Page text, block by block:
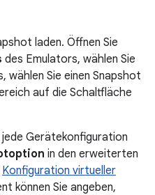
laden. Öffnen Sie
des Emulators, wählen Sie
wählen Sie einen Snapshot
auf die Schaltfläche
Gerätekonfiguration
in den erweiterten
Konfiguration virtueller
können Sie angeben,